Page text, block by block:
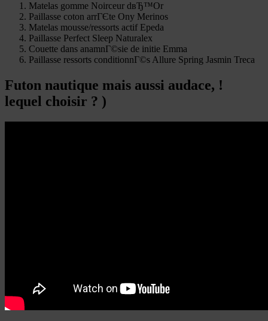
Matelas gomme Noirceur dвЂ™Or
Paillasse coton arrГЄte Ony Merinos
Matelas mousse/ressorts actif Epeda
Paillasse Perfect Sleep Naturalex
Couette dans anamnГ©sie de initie Emma
Paillasse ressorts conditionnГ©s Allure Spring Jasmin Treca
Futon nautique mais aussi audace, !
lequel choisir ? )